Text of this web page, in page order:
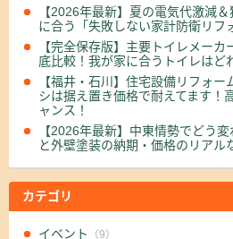
【2026年最新】夏の電気代激減
に合う「失敗しない家計防衛リフ
【完全保存版】主要トイレメー
底比較！我が家に合うトイレはど
【福井・石川】住宅設備リフォ
シは据え置き価格で耐えてます！
ャンス！
【2026年最新】中東情勢でどう
と外壁塗装の納期・価格のリアル
カテゴリ
イベント （9）